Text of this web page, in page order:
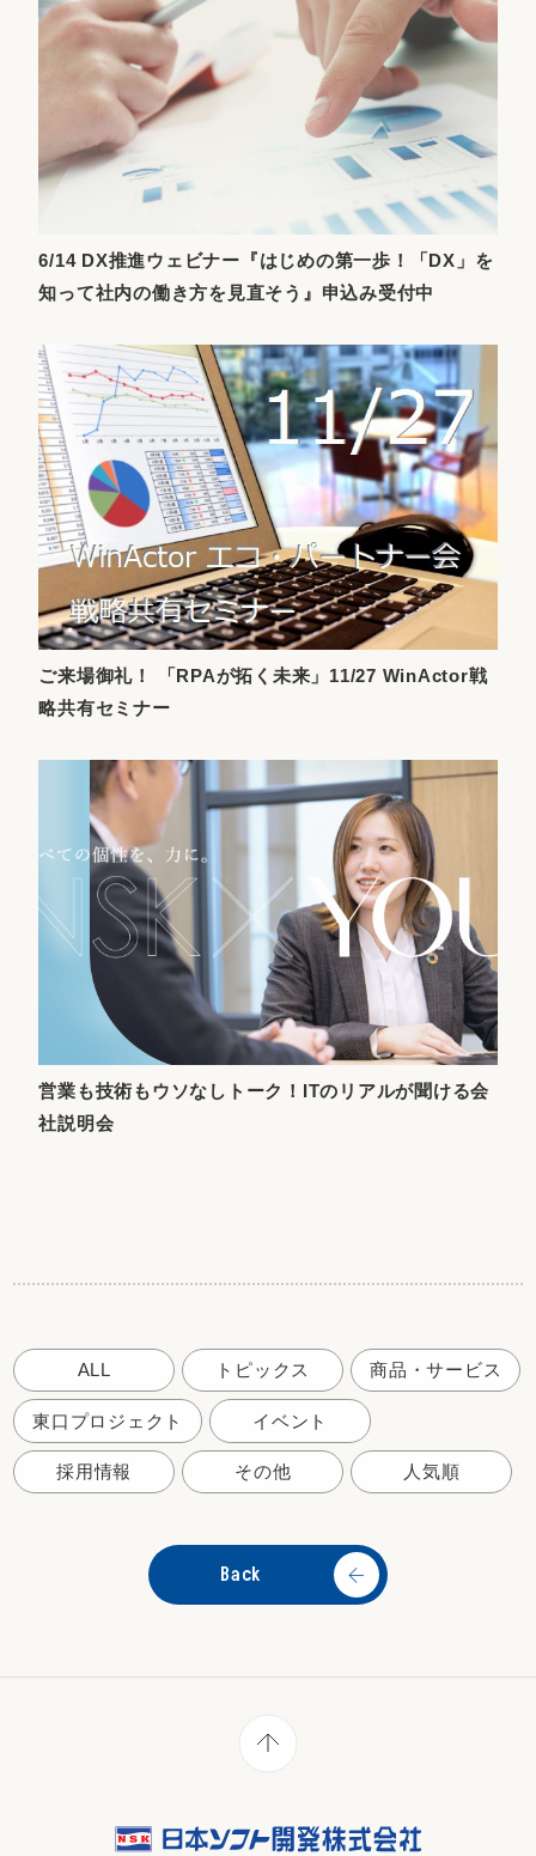
6/14 DX推進ウェビナー『はじめの第一歩！「DX」を
知って社内の働き方を見直そう』申込み受付中
ご来場御礼！ 「RPAが拓く未来」11/27 WinActor戦
略共有セミナー
営業も技術もウソなしトーク！ITのリアルが聞ける会
社説明会
ALL トピックス 商品・サービス
東口プロジェクト イベント
採用情報 その他 人気順
Back